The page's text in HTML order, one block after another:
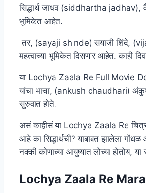
सिद्धार्थ जाधव (siddhartha
भूमिकेत आहेत.
तर, (sayaji shinde) सयाजी शिंदे,
महत्वाच्या भूमिकेत दिसणार आहेत. काही
या Lochya Zaala Re Full Movie
यांचा भाचा, (ankush chaudhari) अंकुश
सुरुवात होते.
असं काहीसं या Lochya Zaala Re
आहे का सिद्धार्थची? याबाबत झालेला
नक्की कोणाच्या आयुष्यात लोच्या होतोय,
Lochya Zaala Re